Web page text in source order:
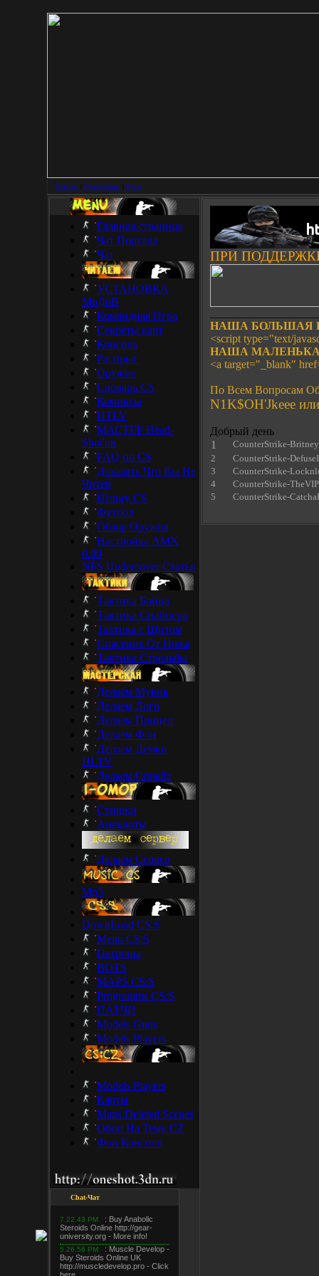
Главная Регистрация Вход
Главная страница
Чат Портала
Чат
УСТАНОВКА
МоДоВ
Командная Игра
Секреты карт
Консоль
Распрыг
Оружие
Словарь CS
Комиксы
HTLV
МАСТЕР Head-
Shot'ов
FAQ по CS
Доказать Что Вы Не
Читер
History CS
Футбол
Обзор Оружия
Настройка AMX
0.99
NFS Undercover Статья
Тактика Бойца
Тактика Снайпера
Takтика с Щитом
Спасение От Ножа
Тактика Стрельбы
Делаем Мувик
Делаем Лого
Делаем Прицел
Делаем Фон
Делаем Демки
HLTV
Делаем Спрайт
Стишки
Анекдоты
Делаем Сервер
Mp3
DownLoad CS:S
Menu CS:S
Патроны
BOTS
MAPS CS:S
Programms CS:S
ПАТЧИ
Models Guns
Models Players
Models Players
Карты
Maps Deleted Scenes
Обои На Тему CZ
Фон Консоли
Chat-Чат
ПРИ
НАША БОЛЬШАЯ
<script type="text/
НАША
<a target="_blank"
По Всем Вопросам
N1K$OH'Jkeee
Добрый день
1
CounterStrike-
2
CounterStrike-
3
CounterStrike-
4
CounterStrike-TheVIP
5
CounterStrike-